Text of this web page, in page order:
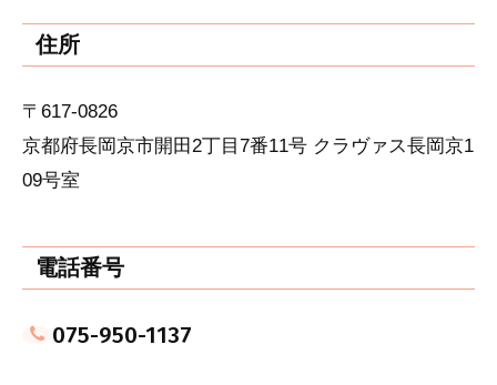
住所
〒617-0826
京都府長岡京市開田2丁目7番11号 クラヴァス長岡京1
09号室
電話番号
075-950-1137